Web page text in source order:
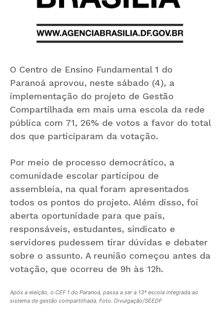
O Centro de Ensino Fundamental 1 do
Paranoá aprovou, neste sábado (4), a
implementação do projeto de Gestão
Compartilhada em mais uma escola da rede
pública com 71, 26% de votos a favor do total
dos que participaram da votação.
Por meio de processo democrático, a
comunidade escolar participou de
assembleia, na qual foram apresentados
todos os pontos do projeto. Além disso, foi
aberta oportunidade para que pais,
responsáveis, estudantes, sindicato e
servidores pudessem tirar dúvidas e debater
sobre o assunto. A reunião começou antes da
votação, que ocorreu de 9h às 12h.
Após a eleição, o CEF 1 do Paranoá, passa a ser a 13ª escola integrada ao
sistema de gestão compartilhada. Foto: Divulgação/SEEDF